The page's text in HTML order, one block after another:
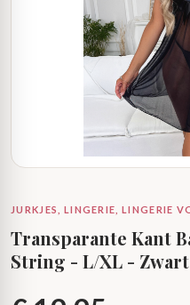
JURKJES, LINGERIE, LINGERIE
Transparante Kant
String - L/XL - Zwart